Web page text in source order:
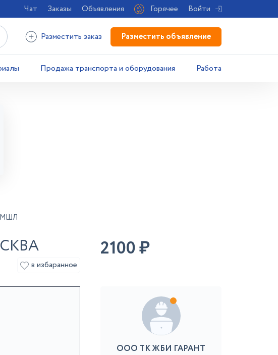
Чат Заказы Объявления Горячее Войти
Разместить заказ Разместить объявление
Продажа транспорта и оборудования Работа
МШЛ
в избаранное
2100₽
ООО ТК ЖБИ ГАРАНТ